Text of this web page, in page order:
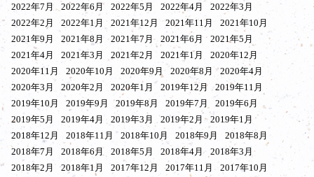
2022年7月
2022年6月 2022年5月 2022年4月
2022年3月
2022年2月
2022年1月 2021年12月 2021年11月
2021年10月
2021年9月
2021年8月 2021年7月 2021年6月
2021年5月
2021年4月
2021年3月 2021年2月 2021年1月
2020年12月
2020年11月
2020年10月 2020年9月 2020年8月
2020年4月
2020年3月
2020年2月 2020年1月 2019年12月
2019年11月
2019年10月
2019年9月 2019年8月 2019年7月
2019年6月
2019年5月
2019年4月 2019年3月 2019年2月
2019年1月
2018年12月
2018年11月 2018年10月 2018年9月
2018年8月
2018年7月
2018年6月 2018年5月 2018年4月
2018年3月
2018年2月
2018年1月 2017年12月 2017年11月
2017年10月